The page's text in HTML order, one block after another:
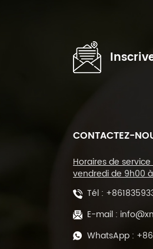
CONTACTEZ-
Horaires de
vendredi de 9h00
Tél :
E-mail :
WhatsApp :